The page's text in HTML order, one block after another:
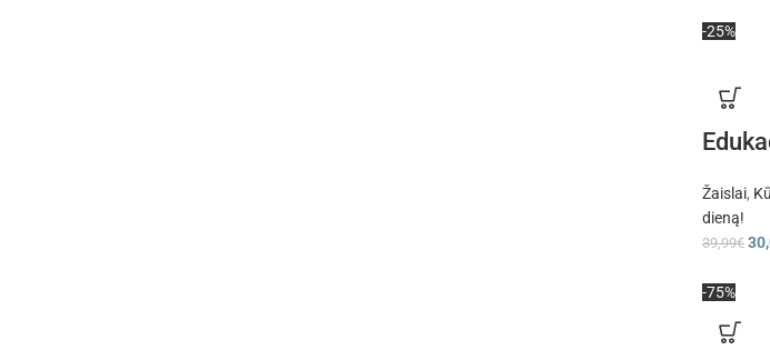
-25%
Žaislai,
dieną!
39,99€
-75%